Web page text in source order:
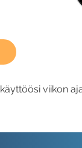
viikon